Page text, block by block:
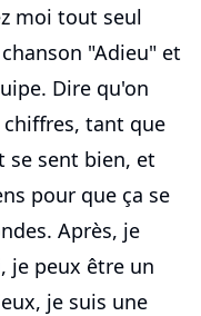
moi tout seul
"Adieu" et
Dire qu'on
tant que
se sent bien, et
pour que ça se
Après, je
je peux être un
je suis une